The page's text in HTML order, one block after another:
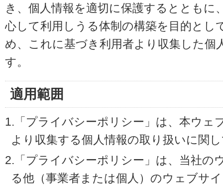
き、個人情報を適切に保護するとともに
心して利用しうる体制の構築を目的とし
め、これに基づき利用者より収集した個
す。
適用範囲
1.「プライバシーポリシー」は、本ウェ
より収集する個人情報の取り扱いに関
2.「プライバシーポリシー」は、当社の
る他（事業者または個人）のウェブサ